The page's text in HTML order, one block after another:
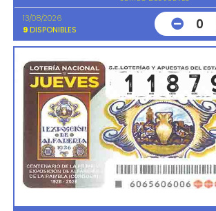
13/08/2026
9 DISPONIBLES 0